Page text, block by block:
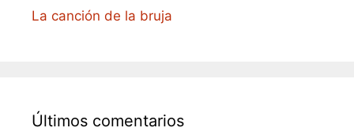
La canción de la bruja
Últimos comentarios